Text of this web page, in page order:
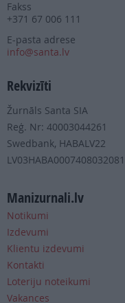
Fakss
+371 67 006 111
E-pasta adrese
info@santa.lv
Rekvizīti
Žurnāls Santa SIA
Reģ. Nr: 40003044261
Swedbank, HABALV22
LV03HABA0007408032081
Manizurnali.lv
Notikumi
Izdevumi
Klientu izdevumi
Kontakti
Loteriju noteikumi
Vakances